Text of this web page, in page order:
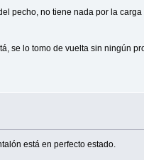
pecho, no tiene nada por la
se lo tomo de vuelta sin ningún
está en perfecto estado.